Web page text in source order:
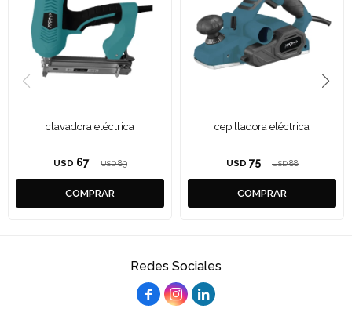
clavadora eléctrica
USD 67 USD 89
cepilladora eléctrica
USD 75 USD 88
Redes Sociales
  